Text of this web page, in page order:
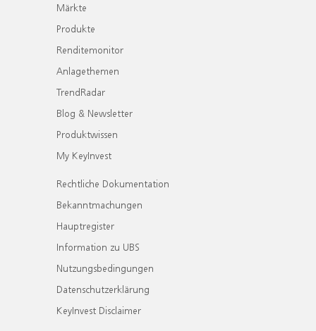
Märkte
Produkte
Renditemonitor
Anlagethemen
TrendRadar
Blog & Newsletter
Produktwissen
My KeyInvest
Rechtliche Dokumentation
Bekanntmachungen
Hauptregister
Information zu UBS
Nutzungsbedingungen
Datenschutzerklärung
KeyInvest Disclaimer